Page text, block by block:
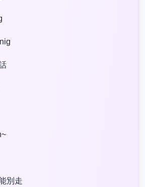
別走